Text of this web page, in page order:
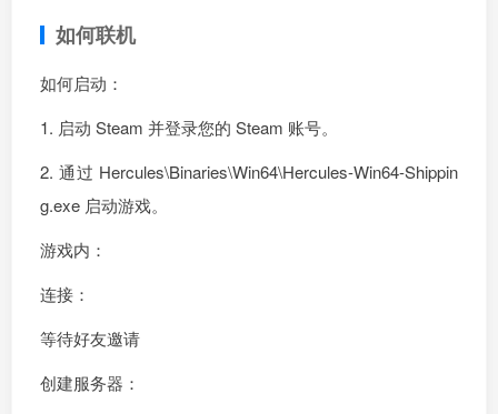
如何联机
如何启动：
1. 启动 Steam 并登录您的 Steam 账号。
2. 通过 Hercules\Binaries\Win64\Hercules-Win64-Shippin
g.exe 启动游戏。
游戏内：
连接：
等待好友邀请
创建服务器：